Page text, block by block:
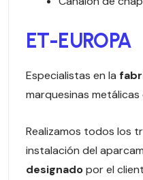
ET-EUROPA
Especialistas en la
marquesinas
Realizamos todos los
instalación del
designadopor el